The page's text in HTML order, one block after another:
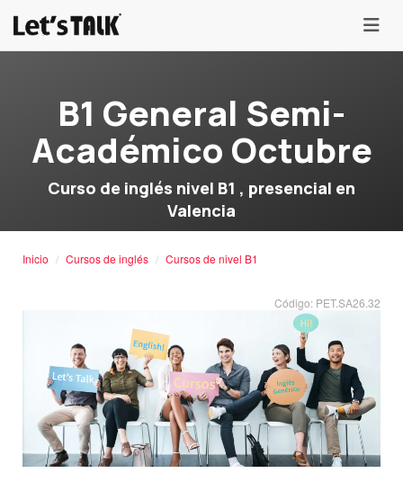
menu
B1 General Semi-
Académico Octubre
Curso de inglés nivel B1 , presencial en
Valencia
Inicio Cursos de inglés Cursos de nivel B1
Código: PET.SA26.32